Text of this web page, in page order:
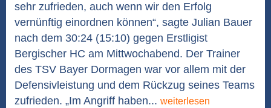
sehr zufrieden, auch wenn wir den Erfolg
vernünftig einordnen können“, sagte Julian Bauer
nach dem 30:24 (15:10) gegen Erstligist
Bergischer HC am Mittwochabend. Der Trainer
des TSV Bayer Dormagen war vor allem mit der
Defensivleistung und dem Rückzug seines Teams
zufrieden. „Im Angriff haben... weiterlesen